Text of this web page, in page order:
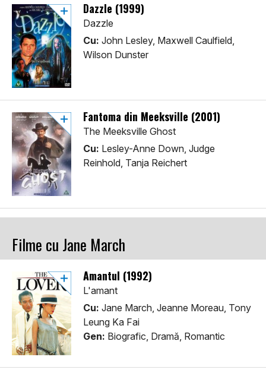
Dazzle (1999)
Dazzle
Cu: John Lesley, Maxwell Caulfield,
Wilson Dunster
Fantoma din Meeksville (2001)
The Meeksville Ghost
Cu: Lesley-Anne Down, Judge
Reinhold, Tanja Reichert
Filme cu Jane March
Amantul (1992)
L'amant
Cu: Jane March, Jeanne Moreau, Tony
Leung Ka Fai
Gen: Biografic, Dramă, Romantic